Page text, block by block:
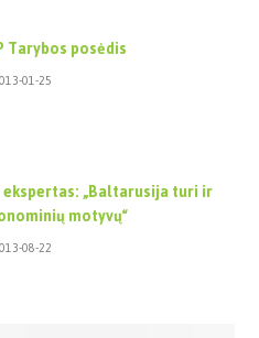
Tarybos posėdis
01-25
„Baltarusija turi ir
motyvų“
08-22